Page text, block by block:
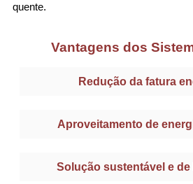
quente.
Vantagens dos
Redução da fatura
Aproveitamento de
Solução sustentável e